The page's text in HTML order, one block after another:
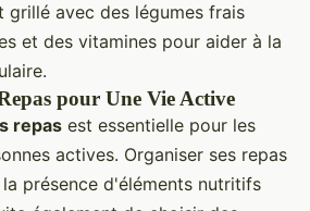
grillé avec des légumes frais
et des vitamines pour aider à la
pour Une Vie Active
repas est essentielle pour les
actives. Organiser ses repas
présence d'éléments nutritifs